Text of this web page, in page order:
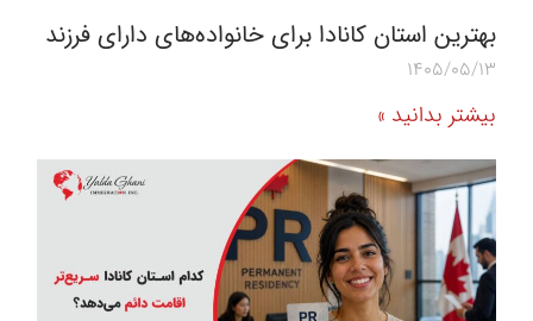
بهترین استان کانادا برای خانواده‌های دارای فرزند
1405/05/13
بیشتر بدانید »